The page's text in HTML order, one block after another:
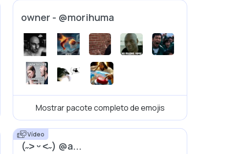
owner - @morihuma
Mostrar pacote completo de emojis
Vídeo
(˶˃ ᵕ ˂˶) @a...